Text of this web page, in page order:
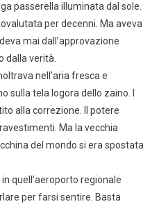
passerella illuminata dal sole.
per decenni. Ma aveva
mai dall’approvazione
dalla verità.
nell’aria fresca e
sulla tela logora dello zaino. I
alla correzione. Il potere
Ma la vecchia
del mondo si era spostata
quell’aeroporto regionale
per farsi sentire. Basta